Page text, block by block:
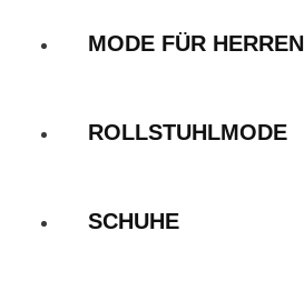
MODE FÜR HERREN
ROLLSTUHLMODE
SCHUHE